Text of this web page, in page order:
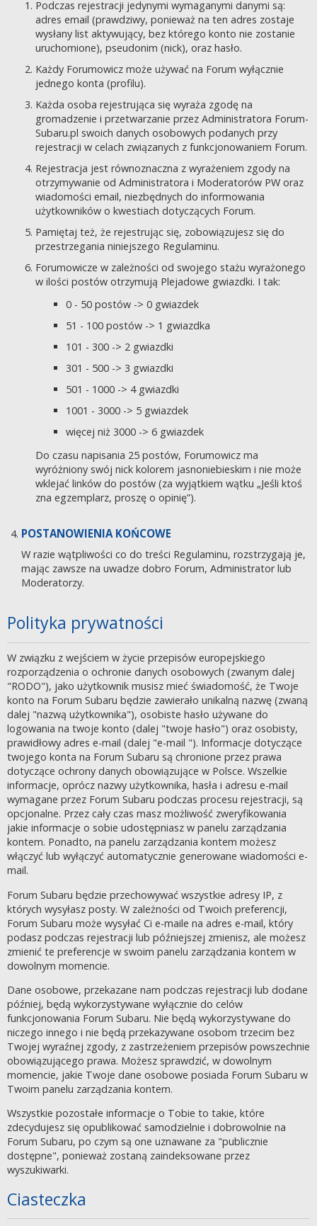
Podczas rejestracji jedynymi wymaganymi danymi są:
adres email (prawdziwy, ponieważ na ten adres zostaje
wysłany list aktywujący, bez którego konto nie zostanie
uruchomione), pseudonim (nick), oraz hasło.
Każdy Forumowicz może używać na Forum wyłącznie
jednego konta (profilu).
Każda osoba rejestrująca się wyraża zgodę na
gromadzenie i przetwarzanie przez Administratora Forum-
Subaru.pl swoich danych osobowych podanych przy
rejestracji w celach związanych z funkcjonowaniem Forum.
Rejestracja jest równoznaczna z wyrażeniem zgody na
otrzymywanie od Administratora i Moderatorów PW oraz
wiadomości email, niezbędnych do informowania
użytkowników o kwestiach dotyczących Forum.
Pamiętaj też, że rejestrując się, zobowiązujesz się do
przestrzegania niniejszego Regulaminu.
Forumowicze w zależności od swojego stażu wyrażonego
w ilości postów otrzymują Plejadowe gwiazdki. I tak:
0 - 50 postów -> 0 gwiazdek
51 - 100 postów -> 1 gwiazdka
101 - 300 -> 2 gwiazdki
301 - 500 -> 3 gwiazdki
501 - 1000 -> 4 gwiazdki
1001 - 3000 -> 5 gwiazdek
więcej niż 3000 -> 6 gwiazdek
Do czasu napisania 25 postów, Forumowicz ma
wyróżniony swój nick kolorem jasnoniebieskim i nie może
wklejać linków do postów (za wyjątkiem wątku „Jeśli ktoś
zna egzemplarz, proszę o opinię”).
POSTANOWIENIA KOŃCOWE
W razie wątpliwości co do treści Regulaminu, rozstrzygają je,
mając zawsze na uwadze dobro Forum, Administrator lub
Moderatorzy.
Polityka prywatności
W związku z wejściem w życie przepisów europejskiego
rozporządzenia o ochronie danych osobowych (zwanym dalej
"RODO"), jako użytkownik musisz mieć świadomość, że Twoje
konto na Forum Subaru będzie zawierało unikalną nazwę (zwaną
dalej "nazwą użytkownika"), osobiste hasło używane do
logowania na twoje konto (dalej "twoje hasło") oraz osobisty,
prawidłowy adres e-mail (dalej "e-mail "). Informacje dotyczące
twojego konta na Forum Subaru są chronione przez prawa
dotyczące ochrony danych obowiązujące w Polsce. Wszelkie
informacje, oprócz nazwy użytkownika, hasła i adresu e-mail
wymagane przez Forum Subaru podczas procesu rejestracji, są
opcjonalne. Przez cały czas masz możliwość zweryfikowania
jakie informacje o sobie udostępniasz w panelu zarządzania
kontem. Ponadto, na panelu zarządzania kontem możesz
włączyć lub wyłączyć automatycznie generowane wiadomości e-
mail.
Forum Subaru będzie przechowywać wszystkie adresy IP, z
których wysyłasz posty. W zależności od Twoich preferencji,
Forum Subaru może wysyłać Ci e-maile na adres e-mail, który
podasz podczas rejestracji lub późniejszej zmienisz, ale możesz
zmienić te preferencje w swoim panelu zarządzania kontem w
dowolnym momencie.
Dane osobowe, przekazane nam podczas rejestracji lub dodane
później, będą wykorzystywane wyłącznie do celów
funkcjonowania Forum Subaru. Nie będą wykorzystywane do
niczego innego i nie będą przekazywane osobom trzecim bez
Twojej wyraźnej zgody, z zastrzeżeniem przepisów powszechnie
obowiązującego prawa. Możesz sprawdzić, w dowolnym
momencie, jakie Twoje dane osobowe posiada Forum Subaru w
Twoim panelu zarządzania kontem.
Wszystkie pozostałe informacje o Tobie to takie, które
zdecydujesz się opublikować samodzielnie i dobrowolnie na
Forum Subaru, po czym są one uznawane za "publicznie
dostępne", ponieważ zostaną zaindeksowane przez
wyszukiwarki.
Ciasteczka